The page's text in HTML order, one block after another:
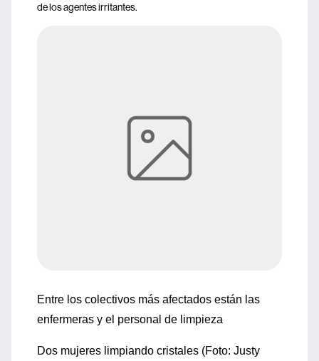
de los agentes irritantes.
Entre los colectivos más afectados están las
enfermeras y el personal de limpieza
Dos mujeres limpiando cristales (Foto: Justy